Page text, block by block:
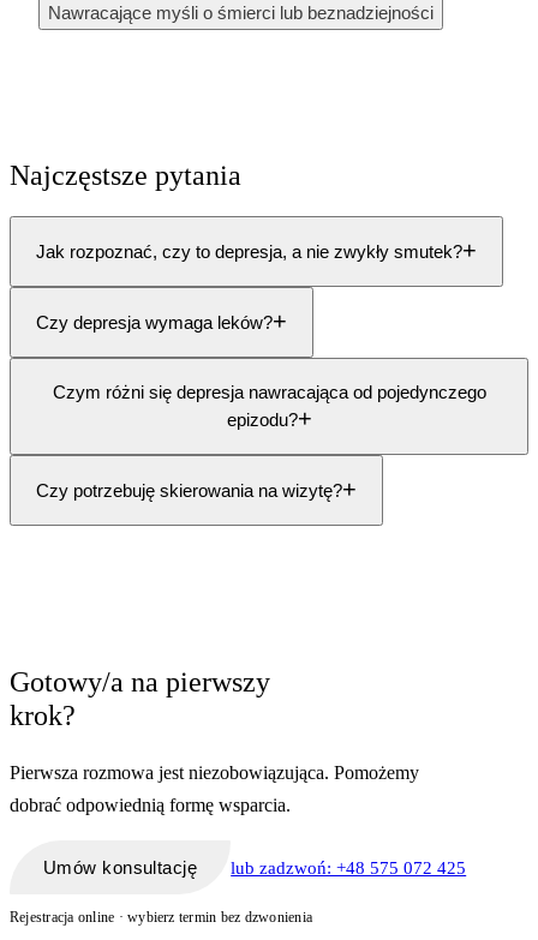
Nawracające myśli o śmierci lub beznadziejności
Najczęstsze pytania
Jak rozpoznać, czy to depresja, a nie zwykły smutek?+
Czy depresja wymaga leków?+
Czym różni się depresja nawracająca od pojedynczego
epizodu?+
Czy potrzebuję skierowania na wizytę?+
Gotowy/a na pierwszy
krok?
Pierwsza rozmowa jest niezobowiązująca. Pomożemy
dobrać odpowiednią formę wsparcia.
Umów konsultację lub zadzwoń: +48 575 072 425
Rejestracja online · wybierz termin bez dzwonienia